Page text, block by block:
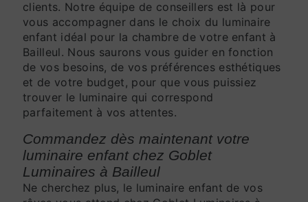
clients. Notre équipe de conseillers est là pour
vous accompagner dans le choix du luminaire
enfant idéal pour la chambre de votre enfant à
Bailleul. Nous saurons vous guider en fonction
de vos besoins, de vos préférences esthétiques
et de votre budget, pour que vous puissiez
trouver le luminaire qui correspond
parfaitement à vos attentes.
Commandez dès maintenant votre
luminaire enfant chez Goblet
Luminaires à Bailleul
Ne cherchez plus, le luminaire enfant de vos